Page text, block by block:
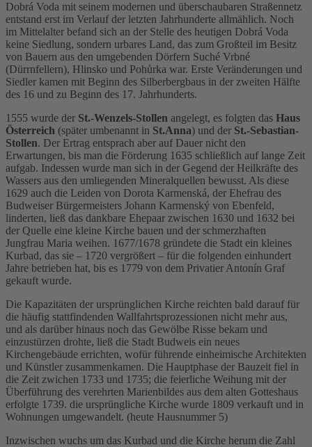
Dobrá Voda mit seinem modernen und überschaubaren Straßennetz
entstand erst im Verlauf der letzten Jahrhunderte allmählich. Noch
im Mittelalter befand sich an der Stelle des heutigen Dobrá Voda
keine Siedlung, sondern urbares Land, das zum Großteil im Besitz
von Bauern aus den umgebenden Dörfern Suché Vrbné
(Dürrnfellern), Hlinsko und Pohůrka war. Erste Veränderungen und
Siedler kamen mit Beginn des Silberbergbaus in der zweiten Hälfte
des 16 und zu Beginn des 17. Jahrhunderts.
1555 wurde der St.-Wenzels-Stollen angelegt, es folgten das Haus
Österreich (später umbenannt in St.Anna) und der St.-Sebastian-
Stollen. Der Ertrag entsprach aber auf Dauer nicht den
Erwartungen, bis man die Förderung 1635 schließlich auf lange Zeit
aufgab. Indessen wurde man sich in der Gegend der Heilkräfte des
Wassers aus den umliegenden Mineralquellen bewusst. Als diese
1629 auch die Leiden von Dorota Karmenská, der Ehefrau des
Budweiser Bürgermeisters Johann Karmenský von Ebenfeld,
linderten, ließ das dankbare Ehepaar zwischen 1630 und 1632 bei
der Quelle eine kleine Kirche bauen und der schmerzhaften
Jungfrau Maria weihen. 1677/1678 gründete die Stadt ein kleines
Kurbad, das sie – 1720 vergrößert – für die folgenden einhundert
Jahre betrieben hat, bis es 1779 von dem Privatier Antonín Graf
gekauft wurde.
Die Kapazitäten der ursprünglichen Kirche reichten bald darauf für
die häufig stattfindenden Wallfahrtsprozessionen nicht mehr aus,
und als darüber hinaus noch das Gewölbe Risse bekam und
einzustürzen drohte, ließ die Stadt Budweis ein neues
Kirchengebäude errichten, wofür führende einheimische Architekten
und Künstler zusammenkamen. Die Hauptphase der Bauzeit fiel in
die Zeit zwichen 1733 und 1735; die feierliche Weihung mit der
Überführung des verehrten Marienbildes aus dem alten Gotteshaus
erfolgte 1739. die ursprüngliche Kirche wurde 1809 verkauft und in
Wohnungen umgewandelt. (heute Hausnummer 5)
Inzwischen wuchs um das Kurbad und die Kirche herum die Zahl